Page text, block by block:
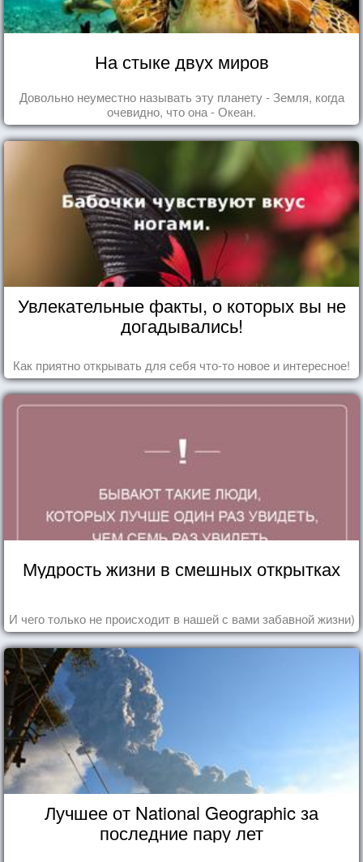
На стыке двух миров
Довольно неуместно называть эту планету - Земля, когда
очевидно, что она - Океан.
Увлекательные факты, о которых вы не
догадывались!
Как приятно открывать для себя что-то новое и интересное!
Мудрость жизни в смешных открытках
И чего только не происходит в нашей с вами забавной жизни)
Лучшее от National Geographic за
последние пару лет